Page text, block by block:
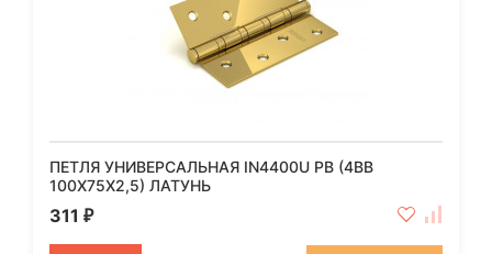
ПЕТЛЯ УНИВЕРСАЛЬНАЯ IN4400U PB (4BB
100X75X2,5) ЛАТУНЬ
311 ₽